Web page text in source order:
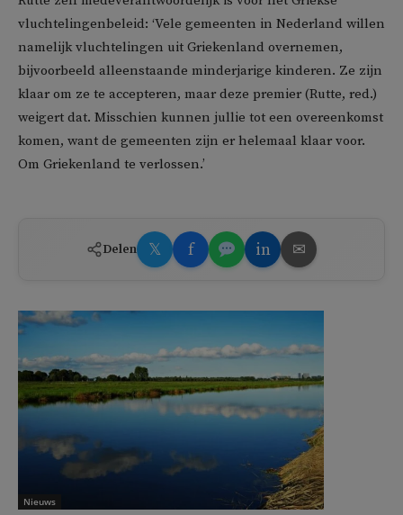
vluchtelingenbeleid: ‘Vele gemeenten in Nederland willen
namelijk vluchtelingen uit Griekenland overnemen,
bijvoorbeeld alleenstaande minderjarige kinderen. Ze zijn
klaar om ze te accepteren, maar deze premier (Rutte, red.)
weigert dat. Misschien kunnen jullie tot een overeenkomst
komen, want de gemeenten zijn er helemaal klaar voor.
Om Griekenland te verlossen.’
Delen 𝕏 f in ✉
Nieuws